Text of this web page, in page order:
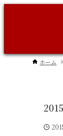
ホーム